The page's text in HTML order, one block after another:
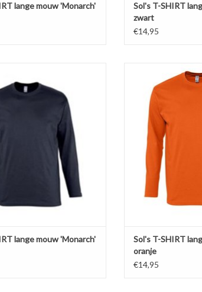
lange mouw 'Monarch'
Sol's T-SHIRT
zwart
€14,95
hals 'Monarch' van
in 11 kleuren in de maten S
100% heavy jersey half gekamd
(150 gr. p/m)
nek- en schoudernaden.
rib halsboord.
AAN WINKELWAGEN
lange mouw 'Monarch'
Basic oranje t-shirt
ronde hals 'Monarch'
11 kleuren in de
Gemaakt van 100%
katoen
Versterkte nek-
Dubbele
TOEVOEGEN
Sol's T-SHIRT
oranje
€14,95